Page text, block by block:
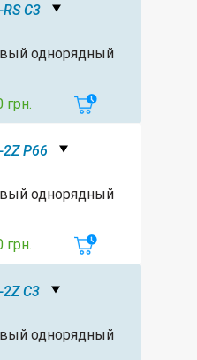
C3
однорядный
грн.
P66
однорядный
грн.
C3
однорядный